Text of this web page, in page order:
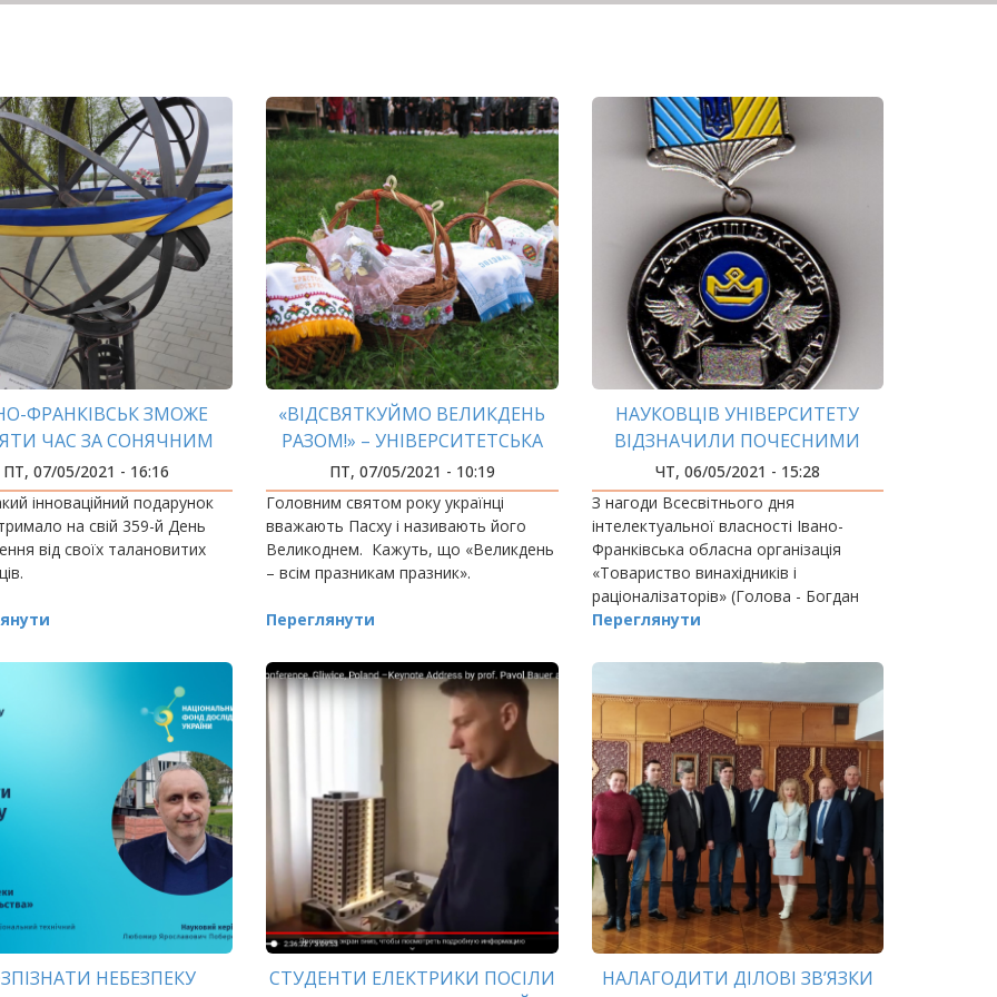
ФРАНКІВСЬК ЗМОЖЕ
ЧАС ЗА СОНЯЧНИМ
ГОДИННИКОМ
ПТ, 07/05/2021 - 16:16
інноваційний подарунок
на свій 359-й День
від своїх талановитих
«ВІДСВЯТКУЙМО ВЕЛИКДЕНЬ
РАЗОМ!» – УНІВЕРСИТЕТСЬКА
СПІЛЬНОТА АКТИВНО
ВІДГУКНУЛАСЬ НА ФЛЕШМОБ
ЦКІДС
ПТ, 07/05/2021 - 10:19
​​​​​​​Головним святом року українці
вважають Пасху і називають його
Великоднем. Кажуть, що «Великдень
– всім празникам празник».
Переглянути
НАУКОВЦІВ УНІВЕРСИТЕТУ
ВІДЗНАЧИЛИ ПОЧЕСНИМИ
НАГОРОДАМИ
ЧТ, 06/05/2021 - 15:28
З нагоди Всесвітнього дня
інтелектуальної власності Івано-
Франківська обласна організація
«Товариство винахідників і
раціоналізаторів» (Голова - Богдан
Середюк) та Івано-Франківська
та інженерних об’єднань…
Переглянути
НЕБЕЗПЕКУ
СТУДЕНТИ ЕЛЕКТРИКИ ПОСІЛИ
НАЛАГОДИТИ ДІЛОВІ ЗВ’ЯЗКИ